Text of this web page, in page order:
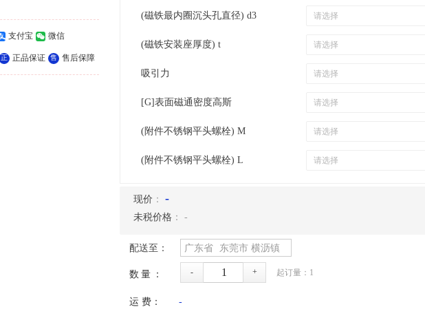
支付宝 微信
正 正品保证 售 售后保障
(磁铁最内圈沉头孔直径) d3
(磁铁安装座厚度) t
吸引力
[G]表面磁通密度高斯
(附件不锈钢平头螺栓) M
(附件不锈钢平头螺栓) L
现价 ： -
未税价格 ： -
配送至： 广东省 东莞市 横沥镇
数量： - + 起订量： 1
运 费： -